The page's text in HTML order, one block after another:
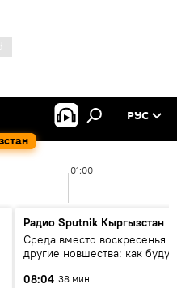
РУС
01:00
Радио Sputnik Кыргызстан
Среда вместо воскресенья и
другие новшества: как будут
08:04 38 мин